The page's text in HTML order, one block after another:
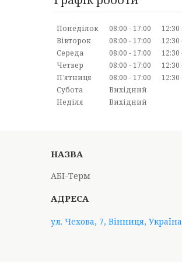
Понеділок 08:00 17:00 12:30
Вівторок
08:00 17:00 12:30
Середа
08:00 17:00 12:30
Четвер
08:00 17:00 12:30
Пʼятниця
08:00 17:00 12:30
Субота
Вихідний
Неділя
Вихідний
АБІ-Терм
ул. Чехова, 7, Вінниця, Україна